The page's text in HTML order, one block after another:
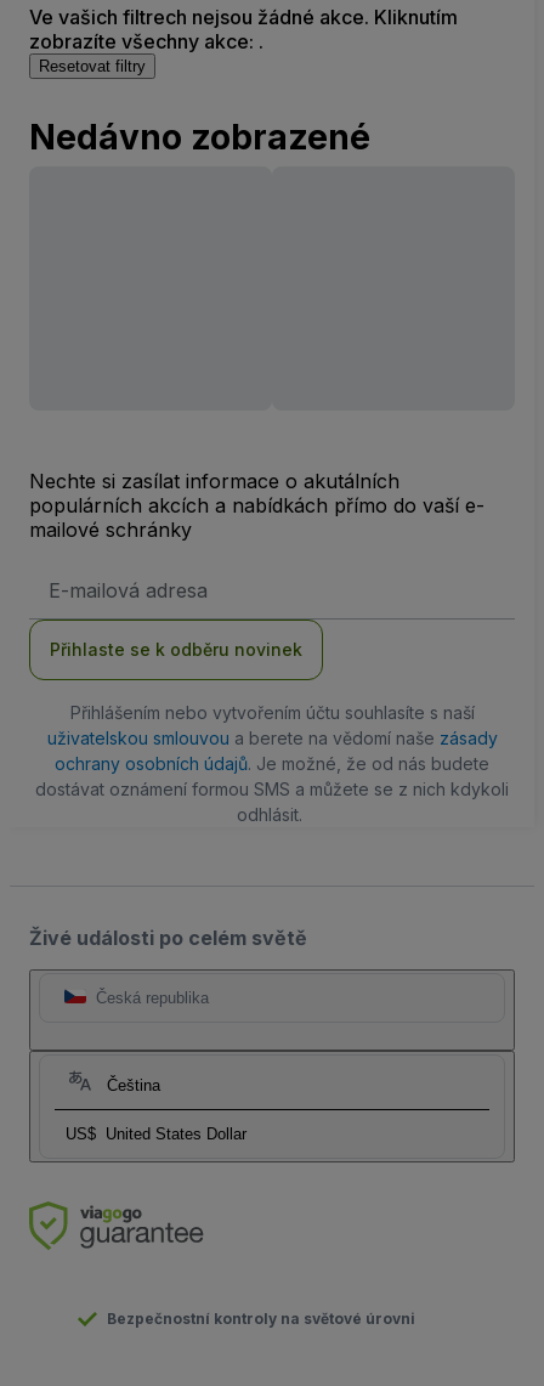
Ve vašich filtrech nejsou žádné akce. Kliknutím
zobrazíte všechny akce: .
Resetovat filtry
Nedávno zobrazené
Nechte si zasílat informace o akutálních
populárních akcích a nabídkách přímo do vaší e-
mailové schránky
adresa
Přihlaste se k odběru novinek
Přihlášením nebo vytvořením účtu souhlasíte s naší
uživatelskou smlouvou a berete na vědomí naše zásady
ochrany osobních údajů. Je možné, že od nás budete
dostávat oznámení formou SMS a můžete se z nich kdykoli
odhlásit.
Živé události po celém světě
Česká republika
Čeština
US$ United States Dollar
Bezpečnostní kontroly na světové úrovni